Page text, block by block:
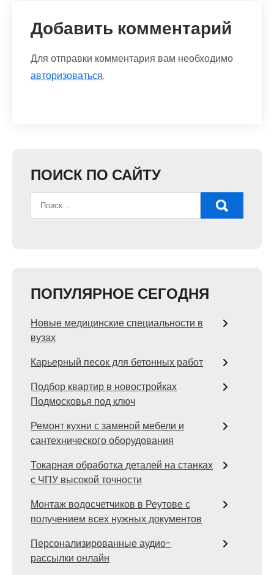
Добавить комментарий
Для отправки комментария вам необходимо
авторизоваться.
ПОИСК ПО САЙТУ
ПОПУЛЯРНОЕ СЕГОДНЯ
Новые медицинские специальности в
вузах
Карьерный песок для бетонных работ
Подбор квартир в новостройках
Подмосковья под ключ
Ремонт кухни с заменой мебели и
сантехнического оборудования
Токарная обработка деталей на станках
с ЧПУ высокой точности
Монтаж водосчетчиков в Реутове с
получением всех нужных документов
Персонализированные аудио-
рассылки онлайн